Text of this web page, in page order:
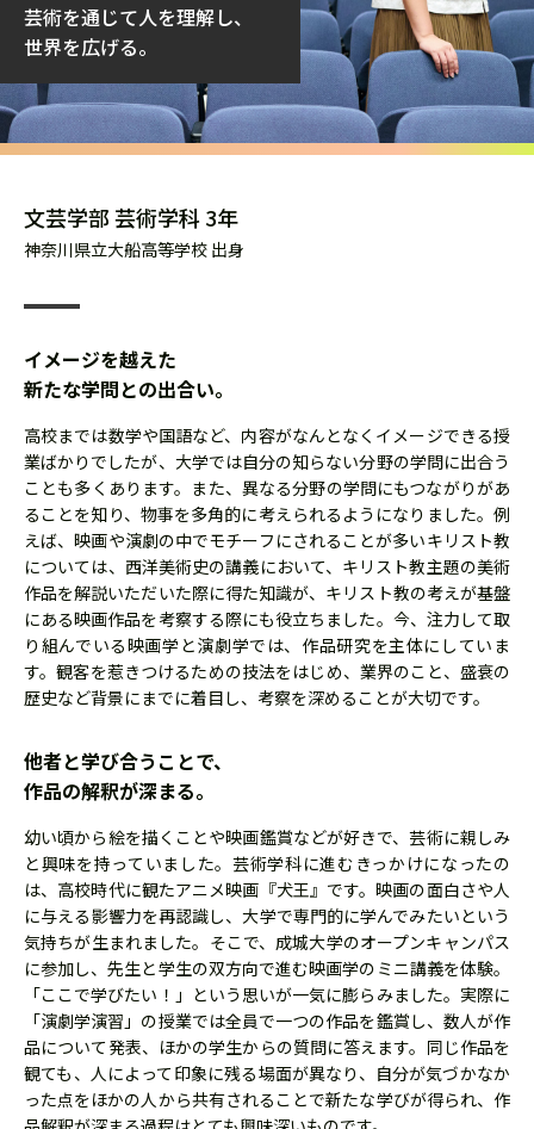
芸術を通じて人を理解し、
世界を広げる。
文芸学部 芸術学科 3年
神奈川県立大船高等学校 出身
イメージを越えた
新たな学問との出合い。
高校までは数学や国語など、内容がなんとなくイメージできる授
業ばかりでしたが、大学では自分の知らない分野の学問に出合う
ことも多くあります。また、異なる分野の学問にもつながりがあ
ることを知り、物事を多角的に考えられるようになりました。例
えば、映画や演劇の中でモチーフにされることが多いキリスト教
については、西洋美術史の講義において、キリスト教主題の美術
作品を解説いただいた際に得た知識が、キリスト教の考えが基盤
にある映画作品を考察する際にも役立ちました。今、注力して取
り組んでいる映画学と演劇学では、作品研究を主体にしていま
す。観客を惹きつけるための技法をはじめ、業界のこと、盛衰の
歴史など背景にまでに着目し、考察を深めることが大切です。
他者と学び合うことで、
作品の解釈が深まる。
幼い頃から絵を描くことや映画鑑賞などが好きで、芸術に親しみ
と興味を持っていました。芸術学科に進むきっかけになったの
は、高校時代に観たアニメ映画『犬王』です。映画の面白さや人
に与える影響力を再認識し、大学で専門的に学んでみたいという
気持ちが生まれました。そこで、成城大学のオープンキャンパス
に参加し、先生と学生の双方向で進む映画学のミニ講義を体験。
「ここで学びたい！」という思いが一気に膨らみました。実際に
「演劇学演習」の授業では全員で一つの作品を鑑賞し、数人が作
品について発表、ほかの学生からの質問に答えます。同じ作品を
観ても、人によって印象に残る場面が異なり、自分が気づかなか
った点をほかの人から共有されることで新たな学びが得られ、作